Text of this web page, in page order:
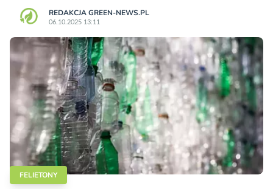
REDAKCJA GREEN-NEWS.PL
06.10.2025 13:11
FELIETONY